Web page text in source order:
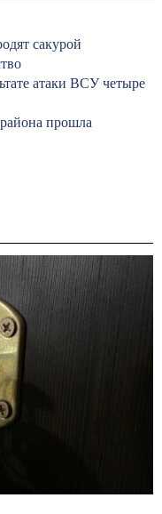
сакурой
атаки ВСУ четыре
прошла